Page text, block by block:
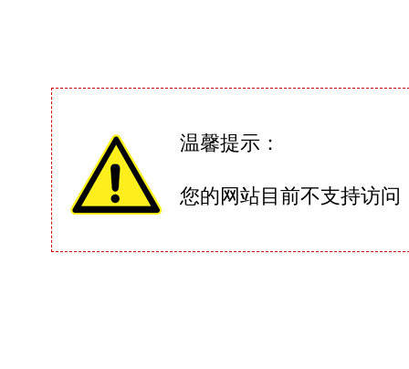
温馨提示：
您的网站目前不支持访